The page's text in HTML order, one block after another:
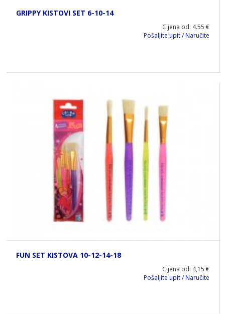
GRIPPY KISTOVI SET 6-10-14
Cijena od: 4.55 €
Pošaljite upit / Naručite
FUN SET KISTOVA 10-12-14-18
Cijena od: 4,15 €
Pošaljite upit / Naručite